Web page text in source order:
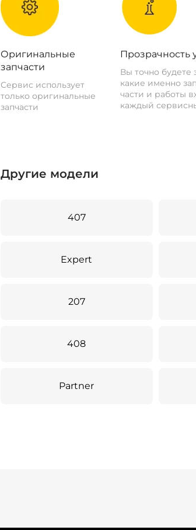
Оригинальные
запчасти
Сервис использует
только оригинальные
запчасти
Прозрачность
Вы точно будете
какие именно
части и работы
каждый
Другие модели
407
Expert
207
408
Partner